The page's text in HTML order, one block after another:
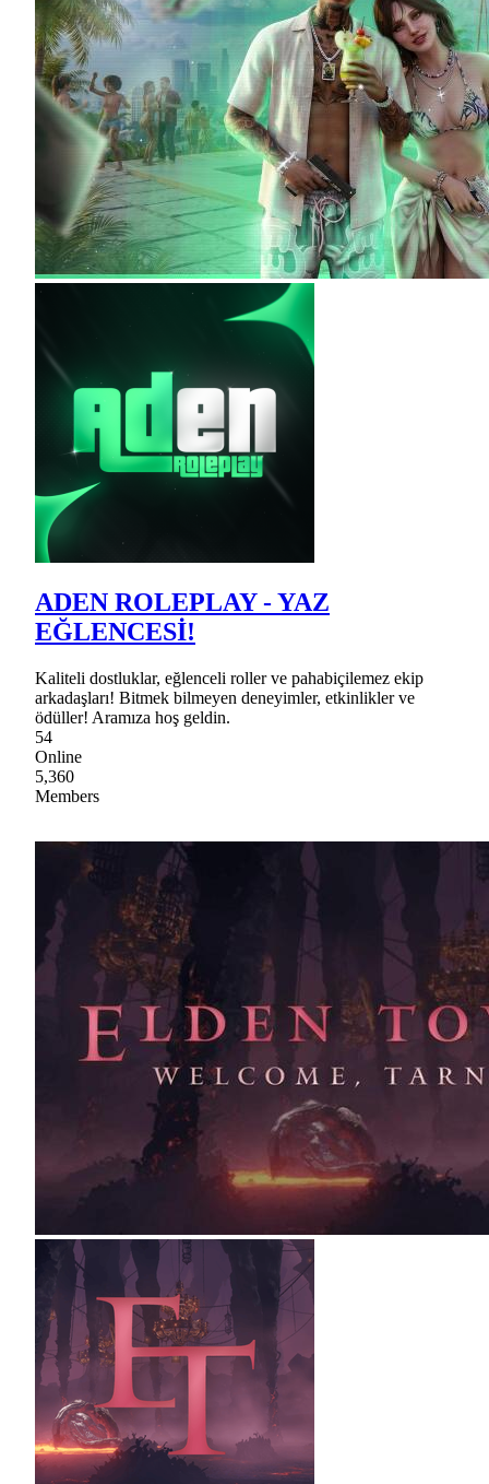
ADEN ROLEPLAY - YAZ
EĞLENCESİ!
Kaliteli dostluklar, eğlenceli roller ve pahabiçilemez ekip
arkadaşları! Bitmek bilmeyen deneyimler, etkinlikler ve
ödüller! Aramıza hoş geldin.
54
Online
5,360
Members